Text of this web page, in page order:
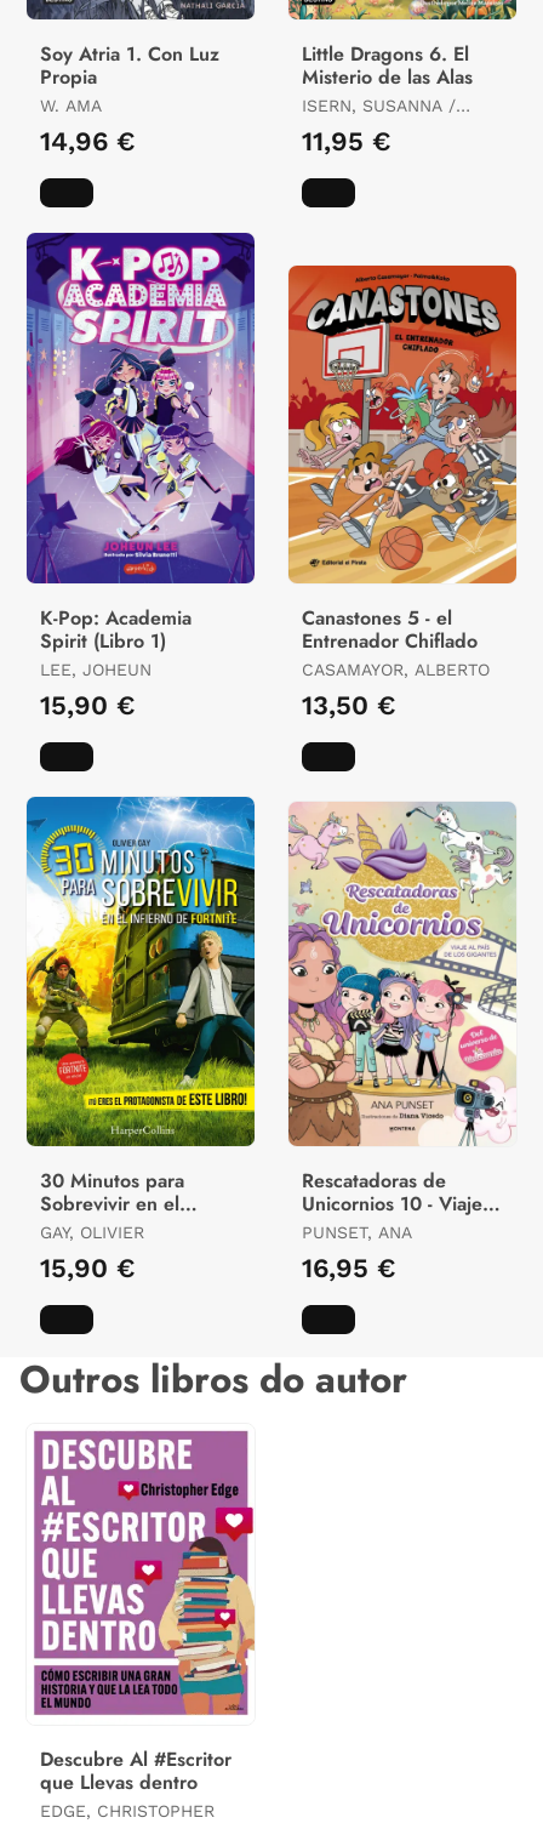
Soy Atria 1. Con Luz
Propia
W. AMA
14,96 €
Little Dragons 6. El
Misterio de las Alas
ISERN, SUSANNA /
MELISA
11,95 €
K-Pop: Academia
Spirit (Libro 1)
LEE, JOHEUN
15,90 €
Canastones 5 - el
Entrenador Chiflado
CASAMAYOR, ALBERTO
13,50 €
30 Minutos para
Sobrevivir en el
Infierno de Fortnite
GAY, OLIVIER
15,90 €
Rescatadoras de
Unicornios 10 - Viaje
Al País de los
Gigantes
PUNSET, ANA
16,95 €
Outros libros do autor
Descubre Al #Escritor
que Llevas dentro
EDGE, CHRISTOPHER